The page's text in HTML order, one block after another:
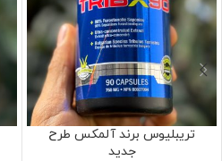
تریبلیوس برند آلمکس طرح
جدید